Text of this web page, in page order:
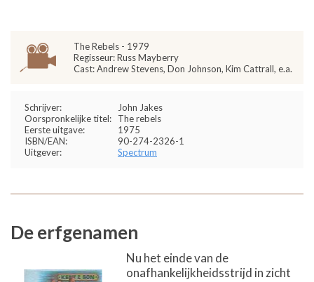
The Rebels - 1979
Regisseur: Russ Mayberry
Cast: Andrew Stevens, Don Johnson, Kim Cattrall, e.a.
Schrijver:
John Jakes
Oorspronkelijke titel:
The rebels
Eerste uitgave:
1975
ISBN/EAN:
90-274-2326-1
Uitgever:
Spectrum
De erfgenamen
Nu het einde van de
onafhankelijkheidsstrijd in zicht